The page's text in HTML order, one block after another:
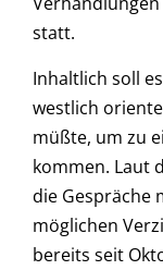
statt.
Inhaltlich soll
westlich
müßte, um zu
kommen. Laut
die Gespräche
möglichen
bereits seit